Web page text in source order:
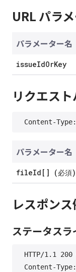
URL パラ
パラメーター名
issueIdOrKey
リクエス
パラメーター名
fileId[] (必須)
レスポンス
ステータス
HTTP/1.1 200